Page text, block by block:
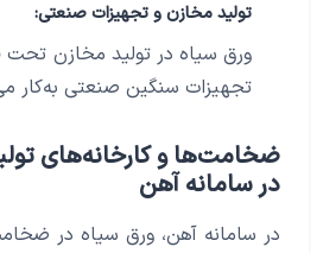
تولید مخازن و تجهیزات صنعتی:
ورق سیاه در تولید مخازن تحت
تجهیزات سنگین صنعتی به‌کار
ضخامت‌ها و کارخانه‌های
در سامانه آهن
در سامانه آهن، ورق سیاه در